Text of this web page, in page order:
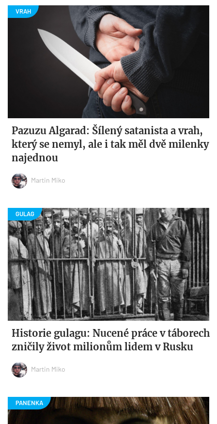
Pazuzu Algarad: Šílený satanista a vrah,
který se nemyl, ale i tak měl dvě milenky
najednou
Martin Miko
Historie gulagu: Nucené práce v táborech
zničily život milionům lidem v Rusku
Martin Miko